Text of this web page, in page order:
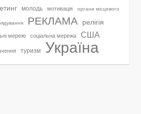
молодь мотивація органи місцевого
РЕКЛАМА релігія
мережі соціальна мережа США
туризм Україна